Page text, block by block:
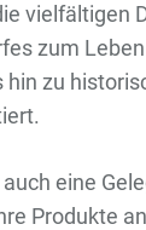
vielfältigen
zum
zu
eine
Produkte